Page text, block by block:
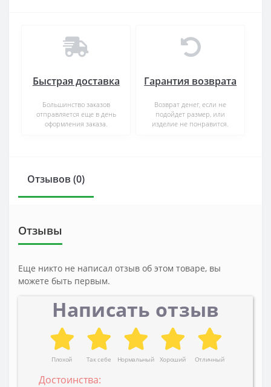
Быстрая доставка
Большинство заказов
отправляется еще в день
оформления заказа.
Гарантия возврата
Возврат денег, если не
подойдет размер, или
изделие не понравится.
Отзывов (0)
Отзывы
Еще никто не написал отзыв об этом товаре, вы
можете быть первым.
Написать отзыв
Плохой Так себе Нормальный Хороший Отличный
Достоинства: